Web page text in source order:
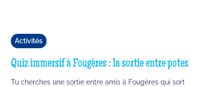
Activités
Quiz immersif à Fougères : la sortie entre potes
Tu cherches une sortie entre amis à Fougères qui sort